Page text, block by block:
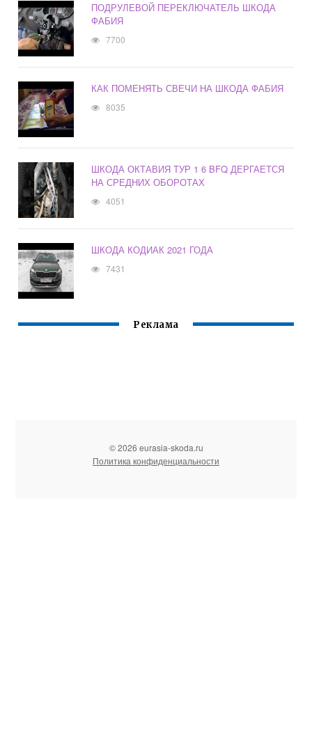
ПОДРУЛЕВОЙ ПЕРЕКЛЮЧАТЕЛЬ ШКОДА
ФАБИЯ
7700
КАК ПОМЕНЯТЬ СВЕЧИ НА ШКОДА ФАБИЯ
8035
ШКОДА ОКТАВИЯ ТУР 1 6 BFQ ДЕРГАЕТСЯ
НА СРЕДНИХ ОБОРОТАХ
4051
ШКОДА КОДИАК 2021 ГОДА
7431
Реклама
© 2026 eurasia-skoda.ru
Политика конфиденциальности